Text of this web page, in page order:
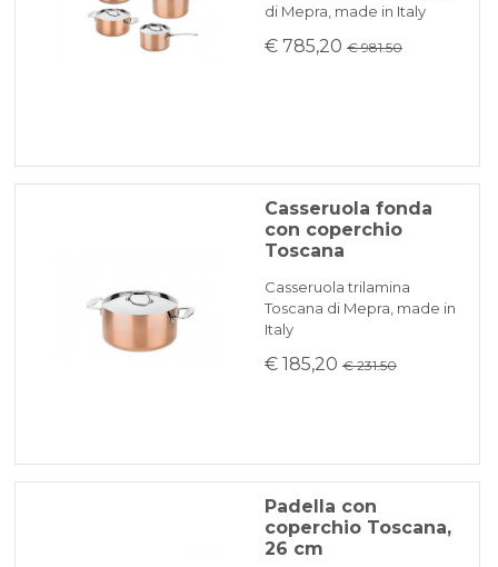
di Mepra, made in Italy
€ 785,20 € 981.50
Casseruola fonda
con coperchio
Toscana
Casseruola trilamina
Toscana di Mepra, made in
Italy
€ 185,20 € 231.50
Padella con
coperchio Toscana,
26 cm